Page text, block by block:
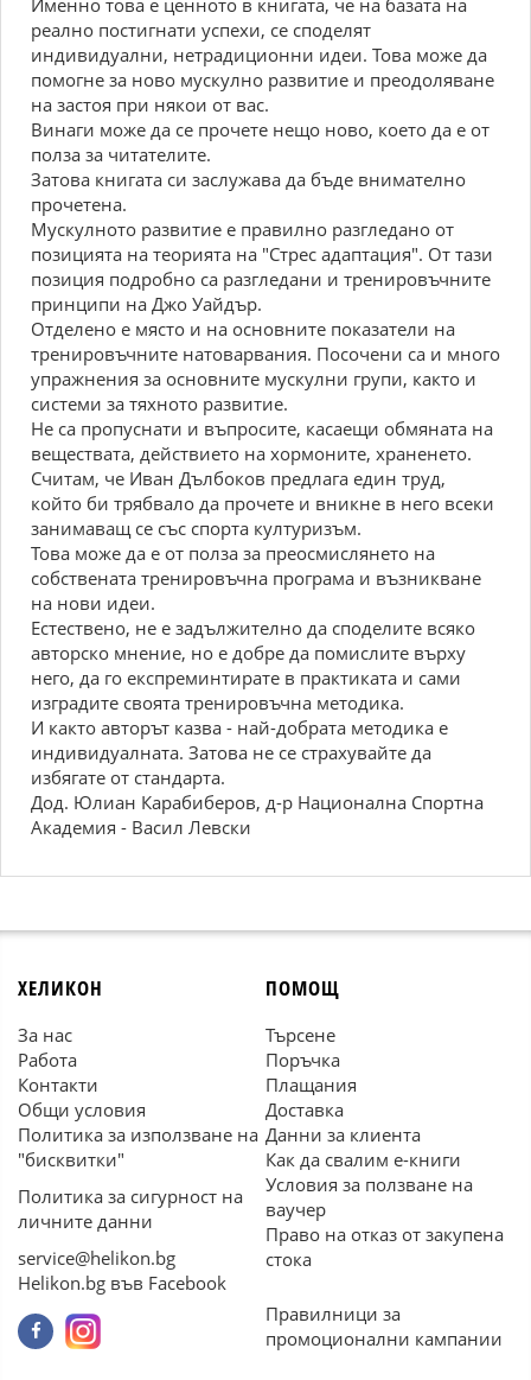
Именно това е ценното в книгата, че на базата на
реално постигнати успехи, се споделят
индивидуални, нетрадиционни идеи. Това може да
помогне за ново мускулно развитие и преодоляване
на застоя при някои от вас.
Винаги може да се прочете нещо ново, което да е от
полза за читателите.
Затова книгата си заслужава да бъде внимателно
прочетена.
Мускулното развитие е правилно разгледано от
позицията на теорията на "Стрес адаптация". От тази
позиция подробно са разгледани и тренировъчните
принципи на Джо Уайдър.
Отделено е място и на основните показатели на
тренировъчните натоварвания. Посочени са и много
упражнения за основните мускулни групи, както и
системи за тяхното развитие.
Не са пропуснати и въпросите, касаещи обмяната на
веществата, действието на хормоните, храненето.
Считам, че Иван Дълбоков предлага един труд,
който би трябвало да прочете и вникне в него всеки
занимаващ се със спорта културизъм.
Това може да е от полза за преосмислянето на
собствената тренировъчна програма и възникване
на нови идеи.
Естествено, не е задължително да споделите всяко
авторско мнение, но е добре да помислите върху
него, да го експреминтирате в практиката и сами
изградите своята тренировъчна методика.
И както авторът казва - най-добрата методика е
индивидуалната. Затова не се страхувайте да
избягате от стандарта.
Дод. Юлиан Карабиберов, д-р Национална Спортна
Академия - Васил Левски
ХЕЛИКОН
За нас
Работа
Контакти
Общи условия
Политика за използване на
"бисквитки"
Политика за сигурност на
личните данни
service@helikon.bg
Helikon.bg във Facebook
ПОМОЩ
Търсене
Поръчка
Плащания
Доставка
Данни за клиента
Как да свалим е-книги
Условия за ползване на
ваучер
Право на отказ от закупена
стока
Правилници за
промоционални кампании